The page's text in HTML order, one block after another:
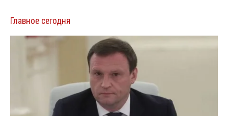
Главное сегодня